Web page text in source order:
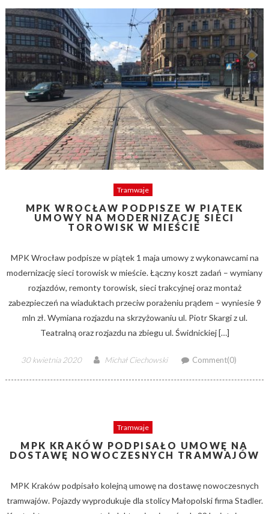
Tramwaje
MPK WROCŁAW PODPISZE W PIĄTEK
UMOWY NA MODERNIZACJĘ SIECI
TOROWISK W MIEŚCIE
MPK Wrocław podpisze w piątek 1 maja umowy z wykonawcami na
modernizację sieci torowisk w mieście. Łączny koszt zadań – wymiany
rozjazdów, remonty torowisk, sieci trakcyjnej oraz montaż
zabezpieczeń na wiaduktach przeciw porażeniu prądem – wyniesie 9
mln zł. Wymiana rozjazdu na skrzyżowaniu ul. Piotr Skargi z ul.
Teatralną oraz rozjazdu na zbiegu ul. Świdnickiej […]
Posted
30 kwietnia 2020 Author
Michał Ciechowski Comment(0)
Tramwaje
MPK KRAKÓW PODPISAŁO UMOWĘ NA
DOSTAWĘ NOWOCZESNYCH TRAMWAJÓW
MPK Kraków podpisało kolejną umowę na dostawę nowoczesnych
tramwajów. Pojazdy wyprodukuje dla stolicy Małopolski firma Stadler.